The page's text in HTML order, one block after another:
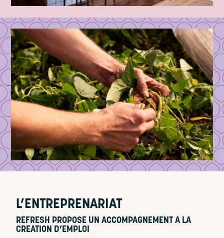
L’ENTREPRENARIAT
REFRESH PROPOSE UN ACCOMPAGNEMENT A LA
CREATION D’EMPLOI